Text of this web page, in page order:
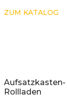
ZUM KATALOG
Rollladen